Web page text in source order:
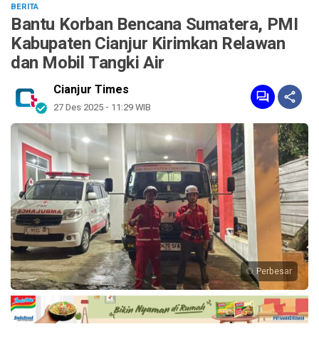
BERITA
Bantu Korban Bencana Sumatera, PMI
Kabupaten Cianjur Kirimkan Relawan
dan Mobil Tangki Air
Cianjur Times
27 Des 2025 - 11:29 WIB
Perbesar